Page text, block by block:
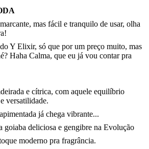
mas fácil e tranquilo de usar, olha
Y Elixir, só que por um preço muito, mas
Haha Calma, que eu já vou contar pra
e cítrica, com aquele equilíbrio
versatilidade.
já chega vibrante...
goiaba deliciosa e gengibre na Evolução
moderno pra fragrância.